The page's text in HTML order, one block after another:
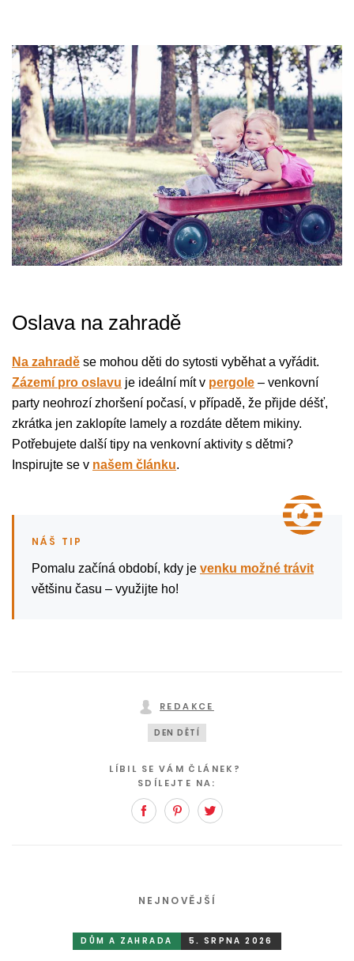
Oslava na zahradě
Na zahradě se mohou děti do sytosti vyběhat a vyřádit.
Zázemí pro oslavu je ideální mít v pergole – venkovní
party neohrozí zhoršení počasí, v případě, že přijde déšť,
zkrátka jen zaklopíte lamely a rozdáte dětem mikiny.
Potřebujete další tipy na venkovní aktivity s dětmi?
Inspirujte se v našem článku.
Pomalu začíná období, kdy je venku možné trávit
většinu času – využijte ho!
REDAKCE
DEN DĚTÍ
LÍBIL SE VÁM ČLÁNEK?
SDÍLEJTE NA:
FacebookPinterest
NEJNOVĚJŠÍ
DŮM A ZAHRADA 5. SRPNA 2026